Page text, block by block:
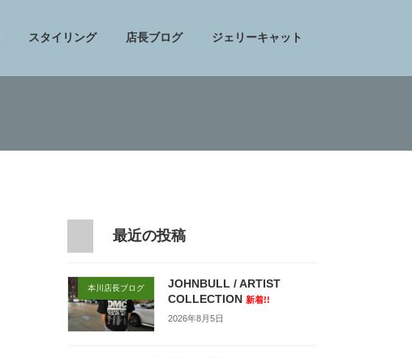
スタイリング 店長ブログ ジェリーキャット
最近の投稿
本川店長ブログ
JOHNBULL / ARTIST
COLLECTION 新着!!
2026年8月5日